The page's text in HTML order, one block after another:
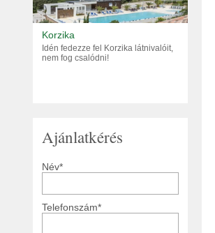
Korzika
Idén fedezze fel Korzika látnivalóit,
nem fog csalódni!
Ajánlatkérés
Név*
Telefonszám*